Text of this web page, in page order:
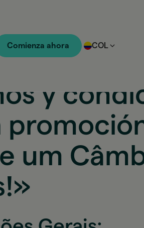
Comienza ahora COL
y
um